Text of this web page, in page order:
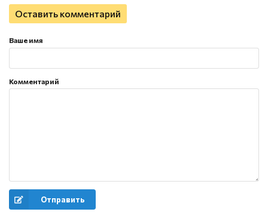
Оставить комментарий
Ваше имя
Комментарий
Отправить